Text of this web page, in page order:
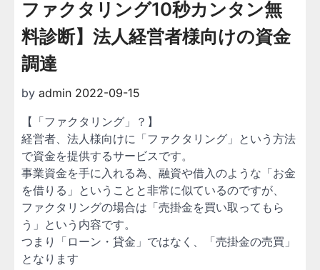
ファクタリング10秒カンタン無
料診断】法人経営者様向けの資金
調達
by admin 2022-09-15
【「ファクタリング」？】
経営者、法人様向けに「ファクタリング」という方法
で資金を提供するサービスです。
事業資金を手に入れる為、融資や借入のような「お金
を借りる」ということと非常に似ているのですが、
ファクタリングの場合は「売掛金を買い取ってもら
う」という内容です。
つまり「ローン・貸金」ではなく、「売掛金の売買」
となります